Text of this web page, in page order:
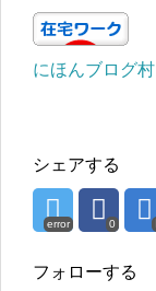
にほんブログ村
シェアする
error 0
フォローする